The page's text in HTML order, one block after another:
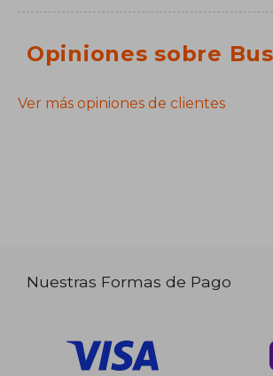
Opiniones sobre
Ver más opiniones de clientes
Nuestras Formas de Pago